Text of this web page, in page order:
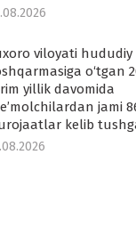
viloyati hududiy
o‘tgan
yillik davomida
jami
kelib